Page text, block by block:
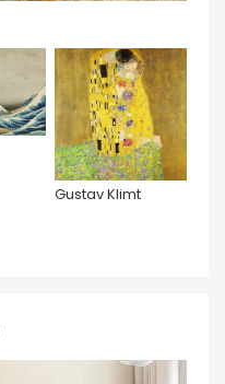
Gustav Klimt